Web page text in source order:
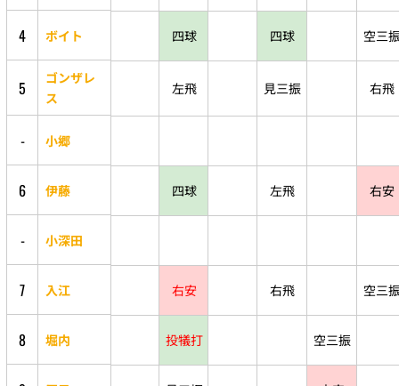
4 ボイト 四球 四球 空三
5
ゴンザレ
ス
左飛 見三振 右飛
- 小郷
6 伊藤 四球 左飛 右安
- 小深田
7 入江 右安 右飛 空三
8 堀内 投犠打 空三振